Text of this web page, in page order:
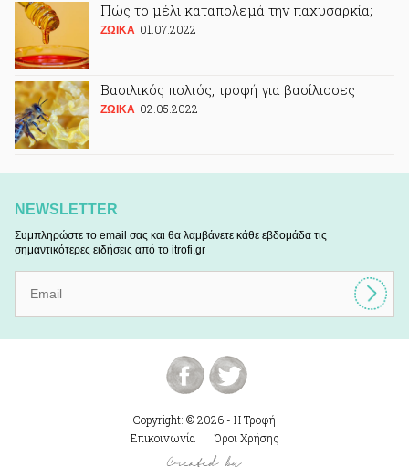
Πώς το μέλι καταπολεμά την παχυσαρκία;
ΖΩΙΚA 01.07.2022
Βασιλικός πολτός, τροφή για βασίλισσες
ΖΩΙΚA 02.05.2022
NEWSLETTER
Συμπληρώστε το email σας και θα λαμβάνετε κάθε εβδομάδα τις
σημαντικότερες ειδήσεις από το itrofi.gr
Copyright: © 2026 - Η Τροφή
Επικοινωνία
Όροι Χρήσης